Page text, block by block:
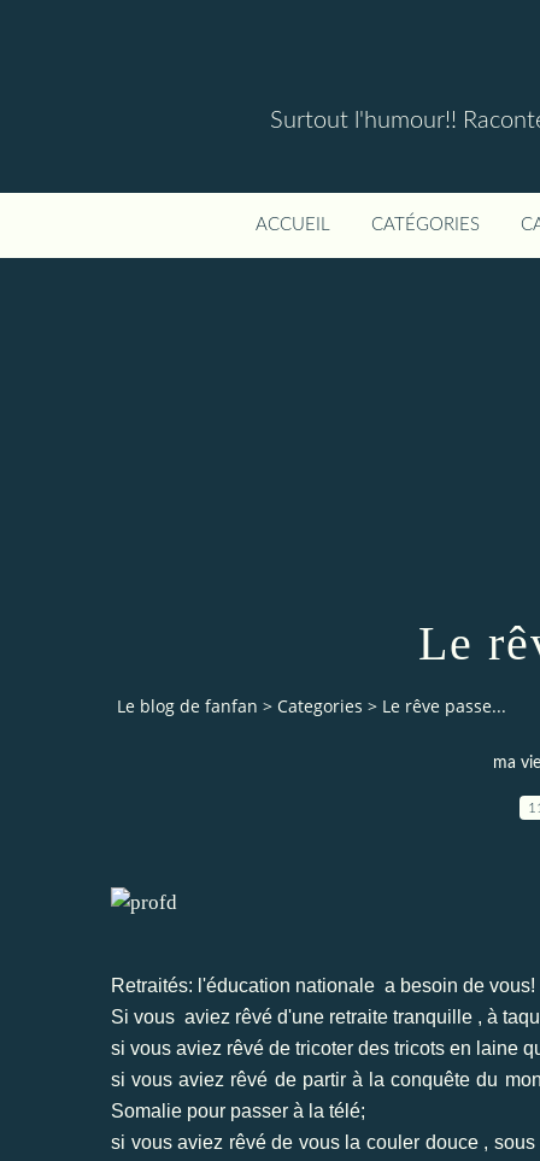
Surtout l'humour!!
ACCUEIL CATÉGORIES
Le
Le blog de fanfan > Categories > Le rêve passe...
ma
Retraités: l'éducation nationale a besoin de vous!
Si vous aviez rêvé d'une retraite tranquille , à
si vous aviez rêvé de tricoter des tricots en laine
si vous aviez rêvé de partir à la conquête du
Somalie pour passer à la télé;
si vous aviez rêvé de vous la couler douce ,